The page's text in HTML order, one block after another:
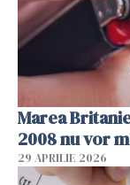
Marea
2008 nu vor
29 APRILIE 2026